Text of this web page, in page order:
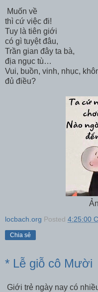
Muốn về
thì cứ việc đi!
Tuy là tiên giới
có gì tuyệt đâu,
Trần gian đây ta bà,
địa ngục tù…
Vui, buồn, vinh, nhục,
đủ điều?
locbach.org Posted 4:25:00
Chia sẻ
* Lễ giỗ cô Mười
Giới trẻ ngày nay có